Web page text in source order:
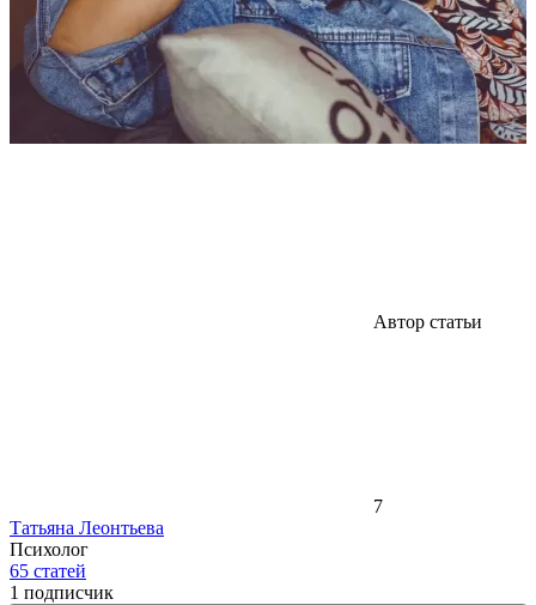
Автор статьи
7
Татьяна Леонтьева
Психолог
65 статей
1 подписчик